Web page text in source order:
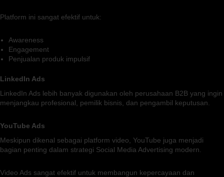
Platform ini sangat efektif untuk:
Awareness
Engagement
Penjualan produk impulsif
LinkedIn Ads
LinkedIn Ads lebih banyak digunakan oleh perusahaan B2B yang ingin
menjangkau profesional, pemilik bisnis, dan pengambil keputusan.
YouTube Ads
Meskipun dikenal sebagai platform video, YouTube juga menjadi
bagian penting dalam strategi Social Media Advertising modern.
Video Ads sangat efektif untuk membangun kepercayaan dan